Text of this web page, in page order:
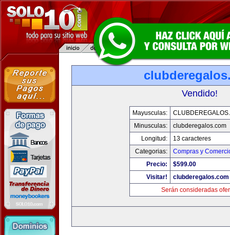
Vendido!
Mayusculas:
Minusculas:
clubderegalos.com
Longitud:
13 caracteres
Categorias:
Compras y
Precio:
$599.00
Visitar!
clubderegalos.com
Serán consideradas